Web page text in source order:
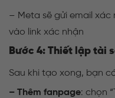
– Meta sẽ gửi email
vào link xác nhận
Bước 4: Thiết lập tài
Sau khi tạo xong, bạn
– Thêm fanpage: chọn